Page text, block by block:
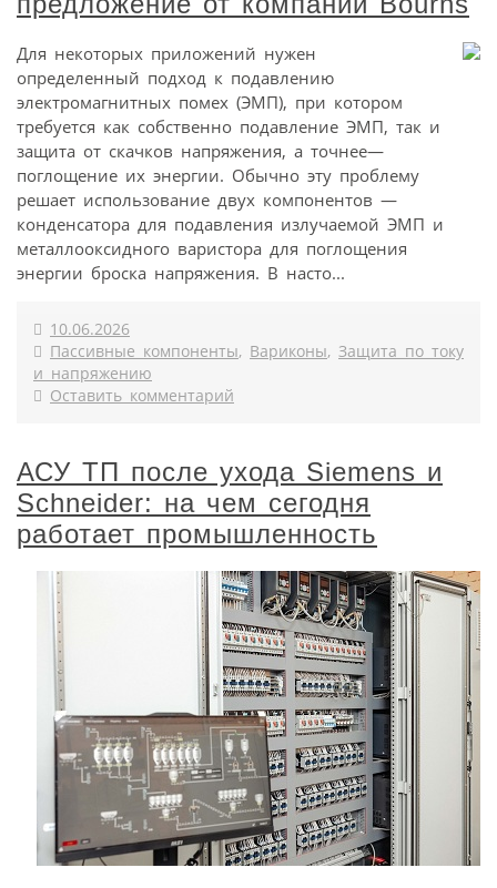
Для некоторых приложений нужен
определенный подход к подавлению
электромагнитных помех (ЭМП), при котором
требуется как собственно подавление ЭМП, так и
защита от скачков напряжения, а точнее—
поглощение их энергии. Обычно эту проблему
решает использование двух компонентов —
конденсатора для подавления излучаемой ЭМП и
металлооксидного варистора для поглощения
энергии броска напряжения. В насто...
10.06.2026
Пассивные компоненты, Вариконы, Защита по току
и напряжению
Оставить комментарий
АСУ ТП после ухода Siemens и
Schneider: на чем сегодня
работает промышленность